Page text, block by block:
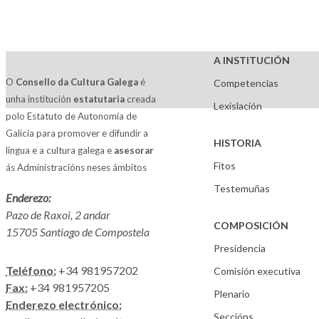
O Consello da Cultura Galega é
unha institución estatutariacreada
polo Estatuto de Autonomía de
Galicia para promover e difundir a
lingua e a cultura galega e asesorar
ás Administracións neses ámbitos
Enderezo:
Pazo de Raxoi, 2 andar
15705 Santiago de Compostela
Teléfono: +34 981957202
Fax: +34 981957205
Enderezo electrónico:
A INSTITUCIÓN
Competencias
Lexislación
HISTORIA
Fitos
Testemuñas
COMPOSICIÓN
Presidencia
Comisión executiva
Plenario
Seccións